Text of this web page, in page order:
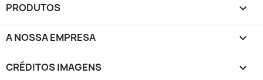
PRODUTOS 
A NOSSA EMPRESA 
CRÉDITOS IMAGENS 